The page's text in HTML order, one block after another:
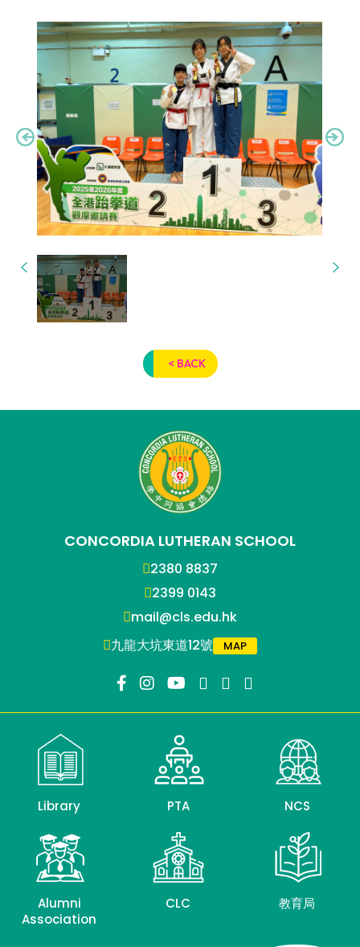
< BACK
CONCORDIA LUTHERAN SCHOOL
2380 8837
2399 0143
mail@cls.edu.hk
九龍大坑東道12號
MAP
Library PTA NCS
Alumni
Association
CLC 教育局